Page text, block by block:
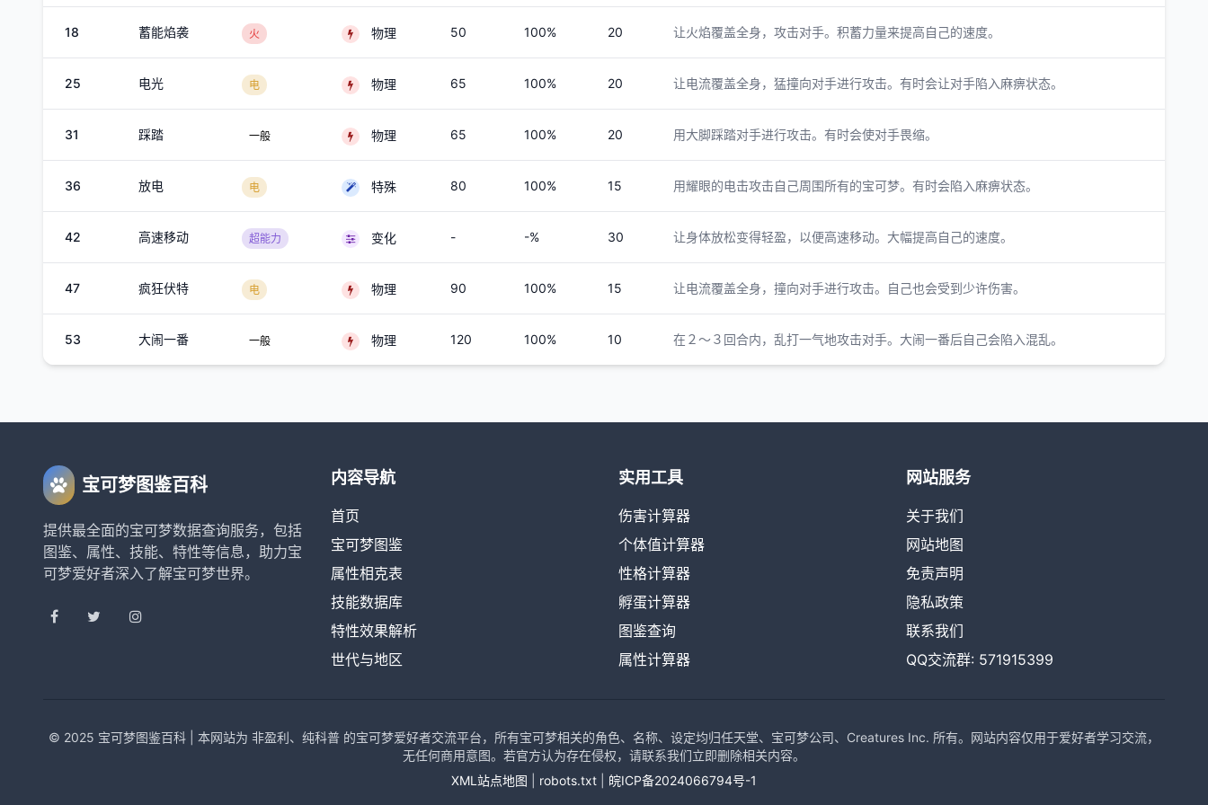
18 蓄能焰袭 火 物理 50 100% 20 让火焰覆盖全身，攻击对手。积蓄力量来提高自己的速度。
25 电光 电 物理 65 100% 20 让电流覆盖全身，猛撞向对手进行攻击。有时会让对手陷入麻痹状态。
31 踩踏 一般 物理 65 100% 20 用大脚踩踏对手进行攻击。有时会使对手畏缩。
36 放电 电 特殊 80 100% 15 用耀眼的电击攻击自己周围所有的宝可梦。有时会陷入麻痹状态。
42 高速移动 超能力 变化 - -% 30 让身体放松变得轻盈，以便高速移动。大幅提高自己的速度。
47 疯狂伏特 电 物理 90 100% 15 让电流覆盖全身，撞向对手进行攻击。自己也会受到少许伤害。
53 大闹一番 一般 物理 120 100% 10 在２～３回合内，乱打一气地攻击对手。大闹一番后自己会陷入混乱。
宝可梦图鉴百科
提供最全面的宝可梦数据查询服务，包括
图鉴、属性、技能、特性等信息，助力宝
可梦爱好者深入了解宝可梦世界。
内容导航
首页
宝可梦图鉴
属性相克表
技能数据库
特性效果解析
世代与地区
实用工具
伤害计算器
个体值计算器
性格计算器
孵蛋计算器
图鉴查询
属性计算器
网站服务
关于我们
网站地图
免责声明
隐私政策
联系我们
QQ交流群: 571915399
© 2025 宝可梦图鉴百科 | 本网站为 非盈利、纯科普 的宝可梦爱好者交流平台，所有宝可梦相关的角色、名称、设定均归任天堂、宝可梦公司、Creatures Inc. 所有。网站内容仅用于爱好者学习交流，
无任何商用意图。若官方认为存在侵权，请联系我们立即删除相关内容。
XML站点地图
robots.txt 皖ICP备2024066794号-1